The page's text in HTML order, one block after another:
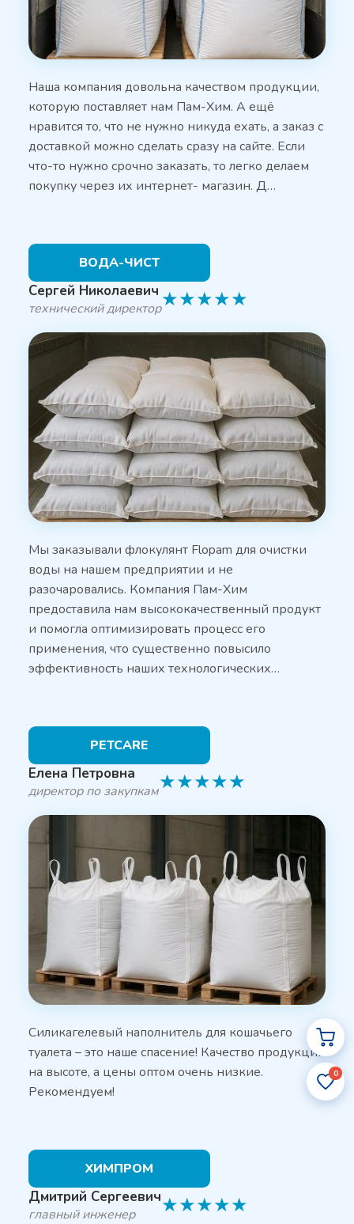
0
Наша компания довольна качеством продукции,
которую поставляет нам Пам-Хим. А ещё
нравится то, что не нужно никуда ехать, а заказ с
доставкой можно сделать сразу на сайте. Если
что-то нужно срочно заказать, то легко делаем
покупку через их интернет- магазин. Д…
ВОДА-ЧИСТ
Сергей Николаевич
технический директор★★★★★
Мы заказывали флокулянт Flopam для очистки
воды на нашем предприятии и не
разочаровались. Компания Пам-Хим
предоставила нам высококачественный продукт
и помогла оптимизировать процесс его
применения, что существенно повысило
эффективность наших технологических…
PETCARE
Елена Петровна
директор по закупкам★★★★★
Силикагелевый наполнитель для кошачьего
туалета – это наше спасение! Качество продукции
на высоте, а цены оптом очень низкие.
Рекомендуем!
ХИМПРОМ
Дмитрий Сергеевич
главный инженер ★★★★★